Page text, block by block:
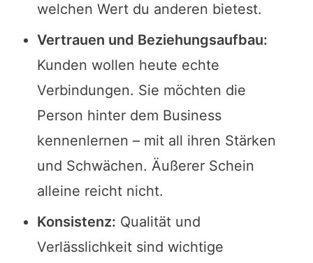
welchen Wert du anderen bietest.
Vertrauen und Beziehungsaufbau:
Kunden wollen heute echte
Verbindungen. Sie möchten die
Person hinter dem Business
kennenlernen – mit all ihren Stärken
und Schwächen. Äußerer Schein
alleine reicht nicht.
Konsistenz: Qualität und
Verlässlichkeit sind wichtige